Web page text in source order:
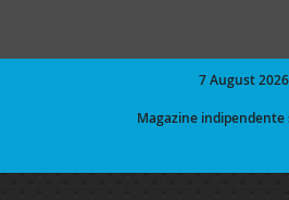
7 August 2026
Magazine